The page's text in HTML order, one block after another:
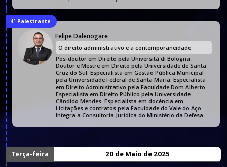
4º Palestrante
Felipe Dalenogare
O direito administrativo e a contemporaneidade
Pós-doutor em Direito pela Università di Bologna.
Doutor e Mestre em Direito pela Universidade de Santa
Cruz do Sul. Especialista em Gestão Pública Municipal
pela Universidade Federal de Santa Maria. Especialista
em Direito Administrativo pela Faculdade Dom Alberto.
Especialista em Direito Público pela Universidade
Cândido Mendes. Especialista em docência em
Licitações e contratos pela Faculdade do Vale do Aço.
Integra a Consultoria Jurídica do Ministério da Defesa.
Terça-feira 20 de Maio de 2025